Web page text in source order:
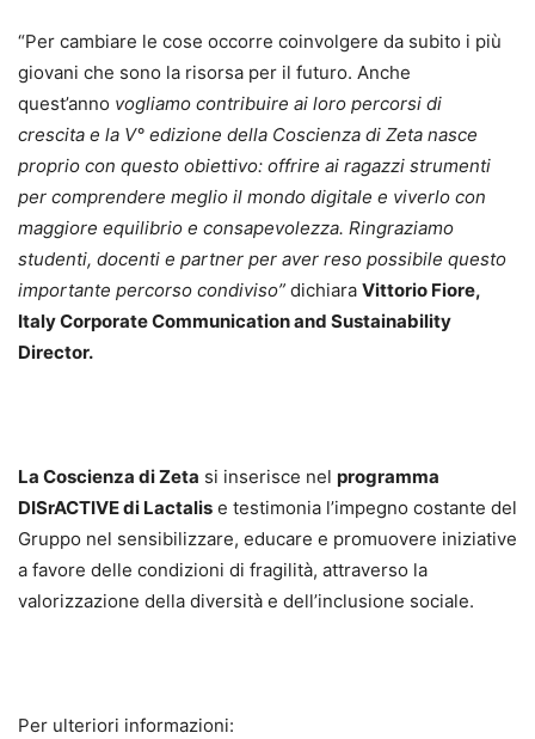
“Per cambiare le cose occorre coinvolgere da subito i più
giovani che sono la risorsa per il futuro. Anche
quest’anno vogliamo contribuire ai loro percorsi di
crescita e la V° edizione della Coscienza di Zeta nasce
proprio con questo obiettivo: offrire ai ragazzi strumenti
per comprendere meglio il mondo digitale e viverlo con
maggiore equilibrio e consapevolezza. Ringraziamo
studenti, docenti e partner per aver reso possibile questo
importante percorso condiviso” dichiara Vittorio Fiore,
Italy Corporate Communication and Sustainability
Director.
La Coscienza di Zeta si inserisce nel programma
DISrACTIVE di Lactalis e testimonia l’impegno costante del
Gruppo nel sensibilizzare, educare e promuovere iniziative
a favore delle condizioni di fragilità, attraverso la
valorizzazione della diversità e dell’inclusione sociale.
Per ulteriori informazioni: